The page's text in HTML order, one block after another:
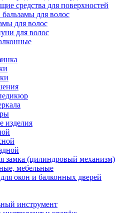
средства для поверхностей
для волос
для волос
для волос
изделия
замка (цилиндровый механизм)
мебельные
окон и балконных дверей
инструмент